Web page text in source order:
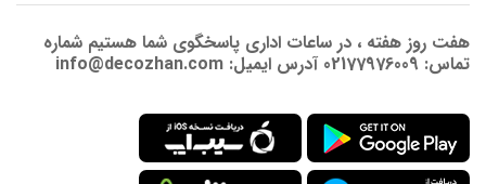
هفت روز هفته ، در ساعات اداری پاسخگوی شما هستیم شماره
تماس: 02177976009 آدرس ایمیل: info@decozhan.com